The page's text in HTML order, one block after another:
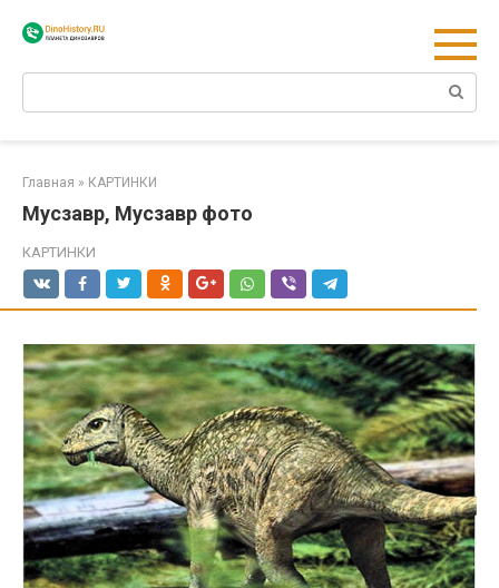
Главная » КАРТИНКИ
Мусзавр, Мусзавр фото
КАРТИНКИ